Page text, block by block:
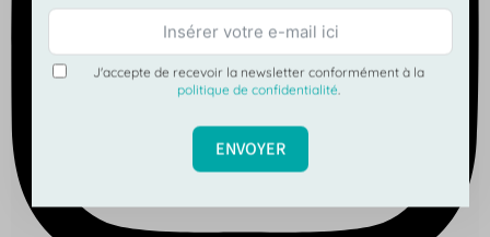
J'accepte de recevoir la newsletter conformément à la
politique de confidentialité.
ENVOYER